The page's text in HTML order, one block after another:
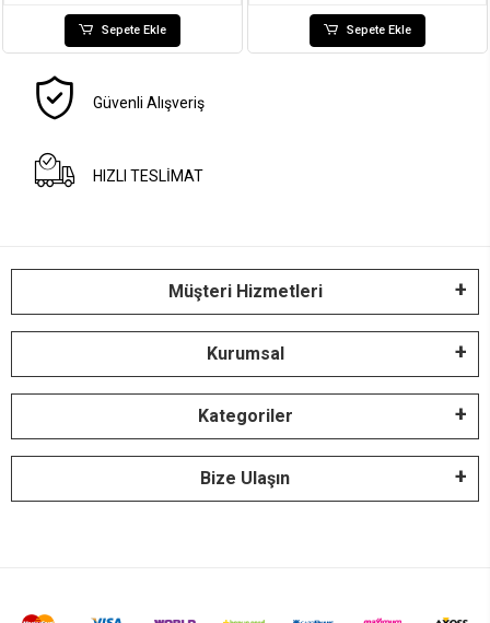
Sepete Ekle Sepete Ekle
Güvenli Alışveriş
HIZLI TESLİMAT
Müşteri Hizmetleri
Kurumsal
Kategoriler
Bize Ulaşın